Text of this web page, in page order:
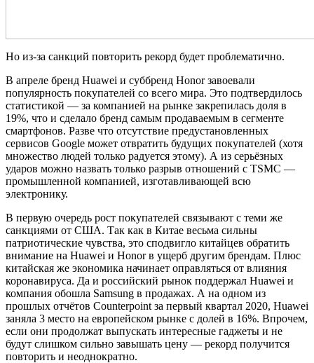
Но из-за санкций повторить рекорд будет проблематично.
В апреле бренд Huawei и суббренд Honor завоевали
популярность покупателей со всего мира. Это подтвердилось
статистикой — за компанией на рынке закрепилась доля в
19%, что и сделало бренд самым продаваемым в сегменте
смартфонов. Разве что отсутствие предустановленных
сервисов Google может отвратить будущих покупателей (хотя
множество людей только радуется этому). А из серьёзных
ударов можно назвать только разрыв отношений с TSMC —
промышленной компанией, изготавливающей всю
электронику.
В первую очередь рост покупателей связывают с теми же
санкциями от США. Так как в Китае весьма сильны
патриотические чувства, это сподвигло китайцев обратить
внимание на Huawei и Honor в ущерб другим брендам. Плюс
китайская же экономика начинает оправляться от влияния
коронавируса. Да и российский рынок поддержал Huawei и
компания обошла Samsung в продажах. А на одном из
прошлых отчётов Counterpoint за первый квартал 2020, Huawei
заняла 3 место на европейском рынке с долей в 16%. Впрочем,
если они продолжат выпускать интересные гаджеты и не
будут слишком сильно завышать цену — рекорд получится
повторить и неоднократно.